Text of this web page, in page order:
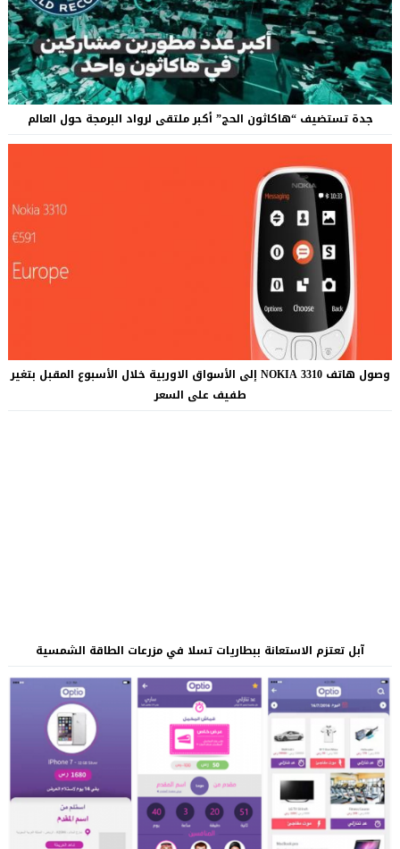
جدة تستضيف “هاكاثون الحج” أكبر ملتقى لرواد البرمجة حول العالم
وصول هاتف NOKIA 3310 إلى الأسواق الاوربية خلال الأسبوع المقبل بتغير
طفيف على السعر
آبل تعتزم الاستعانة ببطاريات تسلا في مزرعات الطاقة الشمسية